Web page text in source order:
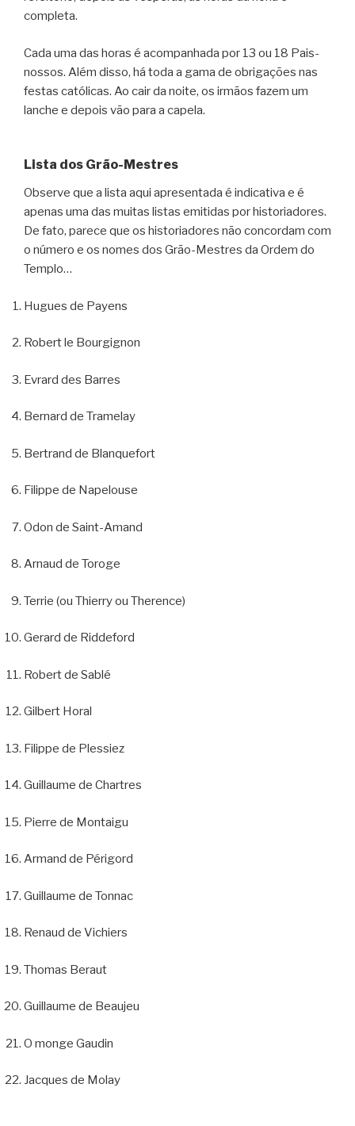
completa.
Cada uma das horas é acompanhada por 13 ou 18 Pais-
nossos. Além disso, há toda a gama de obrigações nas
festas católicas. Ao cair da noite, os irmãos fazem um
lanche e depois vão para a capela.
Lista dos Grão-Mestres
Observe que a lista aqui apresentada é indicativa e é
apenas uma das muitas listas emitidas por historiadores.
De fato, parece que os historiadores não concordam com
o número e os nomes dos Grão-Mestres da Ordem do
Templo…
Hugues de Payens
Robert le Bourgignon
Evrard des Barres
Bernard de Tramelay
Bertrand de Blanquefort
Filippe de Napelouse
Odon de Saint-Amand
Arnaud de Toroge
Terrie (ou Thierry ou Therence)
Gerard de Riddeford
Robert de Sablé
Gilbert Horal
Filippe de Plessiez
Guillaume de Chartres
Pierre de Montaigu
Armand de Périgord
Guillaume de Tonnac
Renaud de Vichiers
Thomas Beraut
Guillaume de Beaujeu
O monge Gaudin
Jacques de Molay